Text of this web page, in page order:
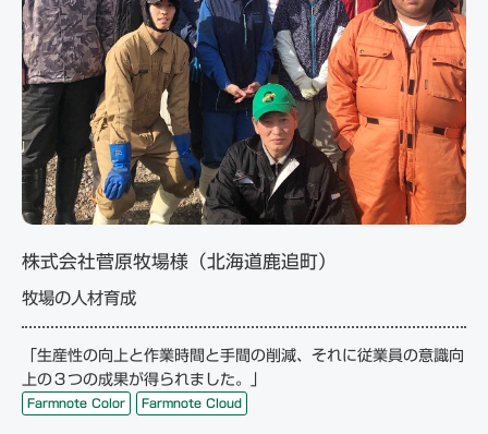
株式会社菅原牧場様（北海道鹿追町）
牧場の人材育成
「生産性の向上と作業時間と手間の削減、それに従業員の意識向
上の３つの成果が得られました。」
Farmnote Color Farmnote Cloud